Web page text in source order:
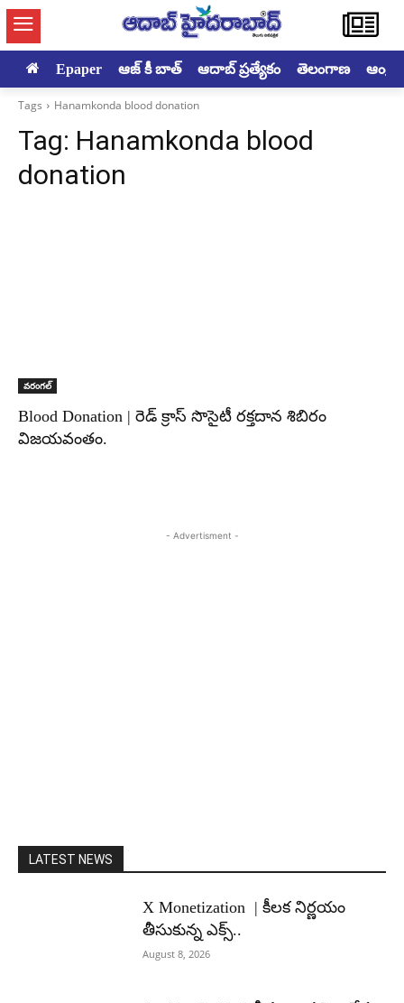
Epaper ఆజ్ కీ బాత్ ఆదాబ్ ప్రత్యేకం తెలంగాణ
Tags Hanamkonda blood donation
Tag: Hanamkonda blood
donation
వరంగల్‌
Blood Donation | రెడ్ క్రాస్ సొసైటీ రక్తదాన శిబిరం
విజయవంతం.
- Advertisment -
LATEST NEWS
X Monetization | కీలక నిర్ణయం
తీసుకున్న ఎక్స్..
August 8, 2026